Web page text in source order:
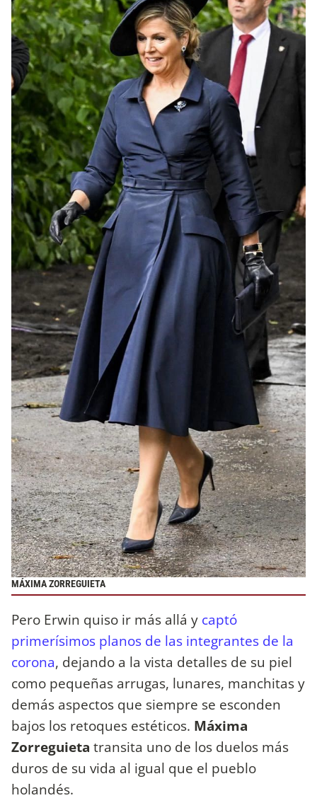
MÁXIMA ZORREGUIETA
Pero Erwin quiso ir más allá y captó
primerísimos planos de las integrantes de la
corona, dejando a la vista detalles de su piel
como pequeñas arrugas, lunares, manchitas y
demás aspectos que siempre se esconden
bajos los retoques estéticos. Máxima
Zorreguieta transita uno de los duelos más
duros de su vida al igual que el pueblo
holandés.